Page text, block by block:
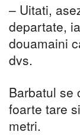
– Uitati,
departate,
douamaini
dvs.
Barbatul se
foarte tare
metri.